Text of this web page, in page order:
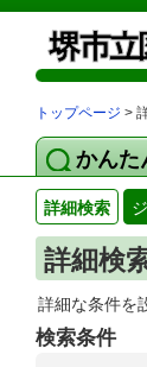
トップページ >
かんた
詳細検索
詳細検
詳細な条件を
検索条件